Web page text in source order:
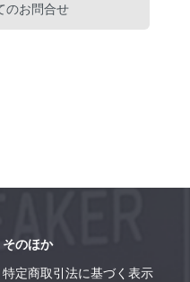
のお問合せ
そのほか
特定商取引法に基づく表示